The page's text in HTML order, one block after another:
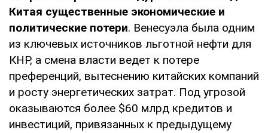
Китая существенные экономические и
политические потери. Венесуэла была одним
из ключевых источников льготной нефти для
КНР, а смена власти ведет к потере
преференций, вытеснению китайских компаний
и росту энергетических затрат. Под угрозой
оказываются более $60 млрд кредитов и
инвестиций, привязанных к предыдущему